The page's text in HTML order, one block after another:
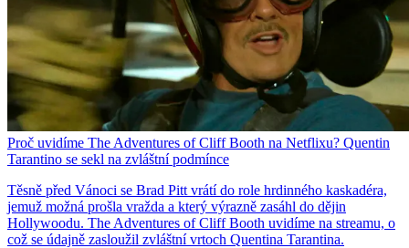
Proč uvidíme The Adventures of Cliff Booth na Netflixu? Quentin
Tarantino se sekl na zvláštní podmínce
Těsně před Vánoci se Brad Pitt vrátí do role hrdinného kaskadéra,
jemuž možná prošla vražda a který výrazně zasáhl do dějin
Hollywoodu. The Adventures of Cliff Booth uvidíme na streamu, o
což se údajně zasloužil zvláštní vrtoch Quentina Tarantina.